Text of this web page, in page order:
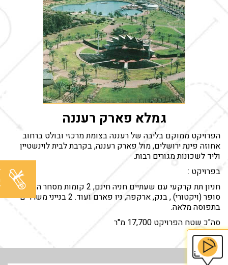
גמלא פארק רעננה
הפרויקט ממוקם בליבה של רעננה בצומת מרכזי ובולט ברחוב
אחוזה פינת ירושלים, מול פארק רעננה, בקרבת לבית לוינשטיין
וליד לשכונות מגורים רבות.
בפרויקט :
חניון תת קרקעי עם שעתיים חניה חינם, 2 קומות מסחר הכוללות
סופר (ויקטורי) , בנק, ארקפה, ניו פארם ועוד. 2 בנייני משרדים
בתפוסה מלאה.
סה"כ שטח הפרויקט 17,700 מ"ר